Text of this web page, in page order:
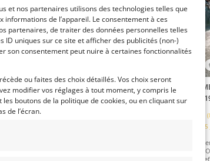
et nos partenaires utilisons des technologies telles que
de l’appareil. Le consentement à ces
partenaires, de traiter des données personnelles telles
ID uniques sur ce site et afficher des publicités (non-)
son consentement peut nuire à certaines fonctionnalités
ou faites des choix détaillés. Vos choix seront
modifier vos réglages à tout moment, y compris le
boutons de la politique de cookies, ou en cliquant sur
de l’écran.
29 000€
BMW 2002 TI GR2 1974 (1974)
(38) ISèRE